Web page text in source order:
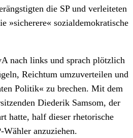
die SP und verleiteten
»sicherere« sozialdemokratische
nach links und sprach plötzlich
Reichtum umzuverteilen und
Politik« zu brechen. Mit dem
Diederik Samsom, der
hatte, half dieser rhetorische
Wähler anzuziehen.